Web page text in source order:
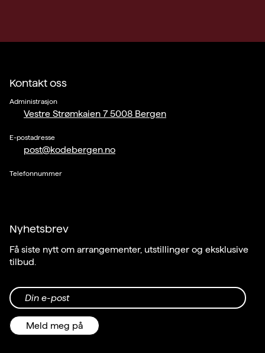
Kontakt oss
Administrasjon
Vestre Strømkaien 7 5008 Bergen
E-postadresse
post@kodebergen.no
Telefonnummer
Nyhetsbrev
Få siste nytt om arrangementer, utstillinger og eksklusive
tilbud.
Din e-post
Meld meg på